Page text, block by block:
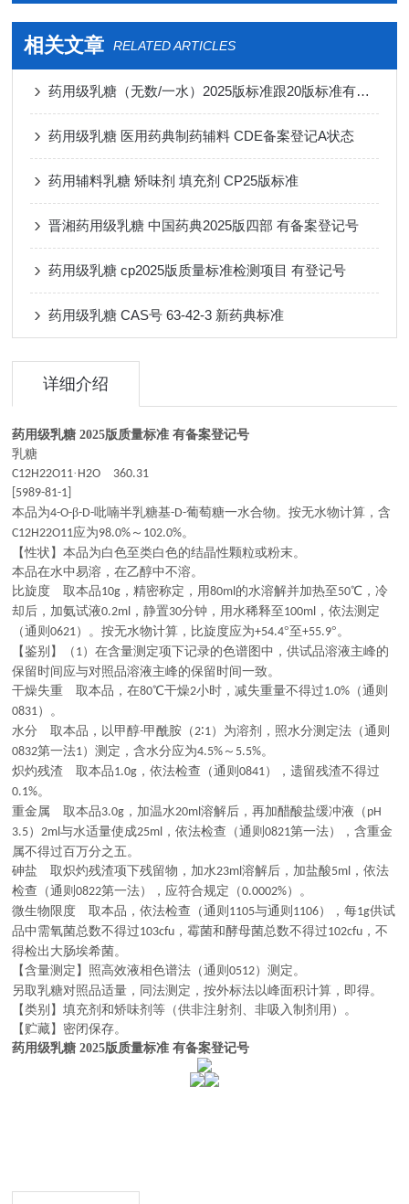
相关文章 RELATED ARTICLES
药用级乳糖（无数/一水）2025版标准跟20版标准有哪些差异
药用级乳糖 医用药典制药辅料 CDE备案登记A状态
药用辅料乳糖 矫味剂 填充剂 CP25版标准
晋湘药用级乳糖 中国药典2025版四部 有备案登记号
药用级乳糖 cp2025版质量标准检测项目 有登记号
药用级乳糖 CAS号 63-42-3 新药典标准
详细介绍
药用级乳糖 2025版质量标准 有备案登记号
乳糖
C12H22O11· H2O
360.31
[5989-81-1]
本品为4-O-β-D-吡喃半乳糖基-D-葡萄糖一水合物。按无水物计算，含
C12H22O11应为98.0% ～ 102.0%。
【性状】本品为白色至类白色的结晶性颗粒或粉末。
本品在水中易溶，在乙醇中不溶。
比旋度 取本品10g ，精密称定，用80ml的水溶解并加热至 50℃，冷
却后，加氨试液0.2ml ，静置30分钟，用水稀释至 100ml ，依法测定
（通则0621）。按无水物计算，比旋度应为+54.4°至+55.9°。
【鉴别】（ 1）在含量测定项下记录的色谱图中，供试品溶液主峰的
保留时间应与对照品溶液主峰的保留时间一致。
干燥失重 取本品，在80℃干燥2小时，减失重量不得过1.0% （通则
0831）。
水分 取本品，以甲醇-甲酰胺（2∶1）为溶剂，照水分测定法（通则
0832第一法1）测定，含水分应为4.5% ～ 5.5%。
炽灼残渣 取本品1.0g ，依法检查（通则0841），遗留残渣不得过
0.1%。
重金属 取本品3.0g ，加温水20ml溶解后，再加醋酸盐缓冲液（ pH
3.5）2ml与水适量使成25ml ，依法检查（通则0821第一法），含重金
属不得过百万分之五。
砷盐 取炽灼残渣项下残留物，加水23ml溶解后，加盐酸5ml ，依法
检查（通则0822第一法），应符合规定（0.0002%）。
微生物限度 取本品，依法检查（通则 1105与通则 1106），每1g供试
品中需氧菌总数不得过103cfu ，霉菌和酵母菌总数不得过102cfu ，不
得检出大肠埃希菌。
【含量测定】照高效液相色谱法（通则0512）测定。
另取乳糖对照品适量，同法测定，按外标法以峰面积计算，即得。
【类别】填充剂和矫味剂等（供非注射剂、非吸入制剂用）。
【贮藏】密闭保存。
药用级乳糖 2025版质量标准 有备案登记号